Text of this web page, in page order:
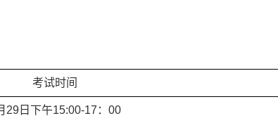
考试时间
29日下午15:00-17 ： 00